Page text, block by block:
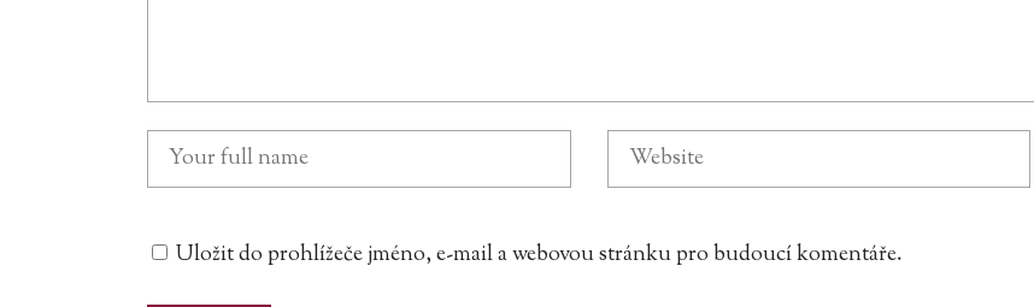
Uložit do prohlížeče jméno, e-mail a webovou stránku pro budoucí komentáře.